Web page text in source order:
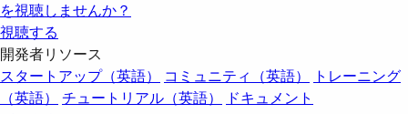
を視聴しませんか？
視聴する
開発者リソース
スタートアップ（英語）
コミュニティ（英語）
トレーニング
（英語）
チュートリアル（英語）
ドキュメント